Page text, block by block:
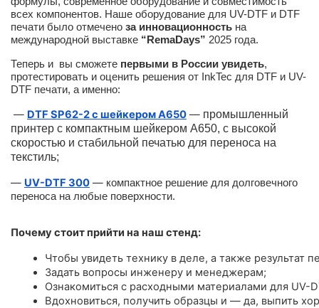
всех компонентов. Наше оборудование для UV-DTF и DTF
печати было отмечено за инновационность на
международной выставке “RemaDays” 2025 года.
Теперь и вы сможете первыми в России увидеть,
протестировать и оценить решения от InkTec для DTF и UV-
DTF печати, а именно:
— DTF SP62-2 с шейкером A650 — промышленный
принтер с компактным шейкером А650, с высокой
скоростью и стабильной печатью для переноса на
текстиль;
— UV-DTF 300 — компактное решение для долговечного
переноса на любые поверхности.
Почему стоит прийти на наш стенд:
Чтобы увидеть технику в деле, а также результат
Задать вопросы инженеру и менеджерам;
Ознакомиться с расходными материалами для UV-
Вдохновиться, получить образцы и — да, выпить